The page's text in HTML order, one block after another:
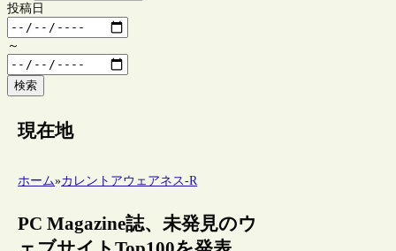
投稿日
～
検索
現在地
ホーム»カレントアウェアネス-R
PC Magazine誌、未発見のウ